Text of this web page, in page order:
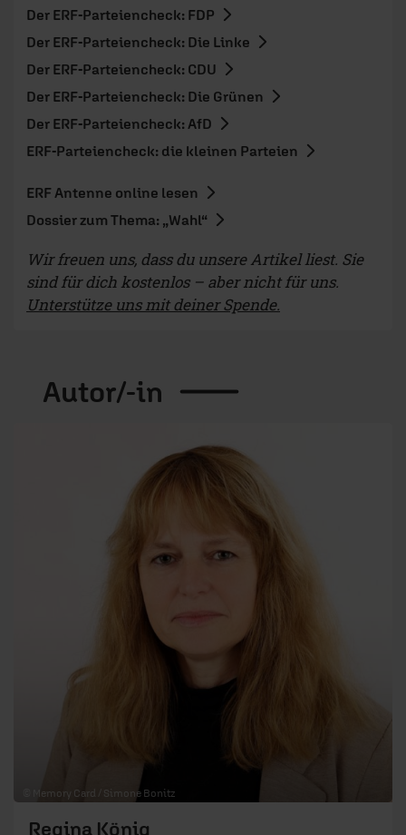
Der ERF-Parteiencheck: FDP
Der ERF-Parteiencheck: Die Linke
Der ERF-Parteiencheck: CDU
Der ERF-Parteiencheck: Die Grünen
Der ERF-Parteiencheck: AfD
ERF-Parteiencheck: die kleinen Parteien
ERF Antenne online lesen
Dossier zum Thema: „Wahl“
Wir freuen uns, dass du unsere Artikel liest. Sie
sind für dich kostenlos – aber nicht für uns.
Unterstütze uns mit deiner Spende.
Autor/-in
© Memory Card / Simone Bonitz
Regina König